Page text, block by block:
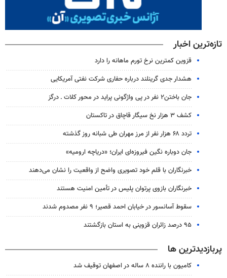
تازه‌ترین اخبار
قزوین کمترین نرخ تورم ماهانه را دارد
هشدار جدی گرینلند درباره حفاری شرکت نفتی آمریکایی
جان باختن۲ نفر در پی واژگونی پراید در محور کلات ـ درگز
کشف ۳ هزار نخ سیگار قاچاق در تاکستان
تردد ۶۸ هزار نفر از مرز مهران طی شبانه روز گذشته
جان دوباره نگین فیروزه‌ای ایران؛ «دریاچه ارومیه»
خبرنگاران با قلم خود تصویری واضح از واقعیت را نشان می‌دهند
خبرنگاران بازوی پرتوان پلیس در تأمین امنیت هستند
سقوط آسانسور در خیابان احمد قصیر؛ ۹ نفر مصدوم شدند
۹۵ درصد زائران قزوینی به استان بازگشتند
پربازدیدترین ها
کامیون با راننده ۸ ساله در اصفهان توقیف شد